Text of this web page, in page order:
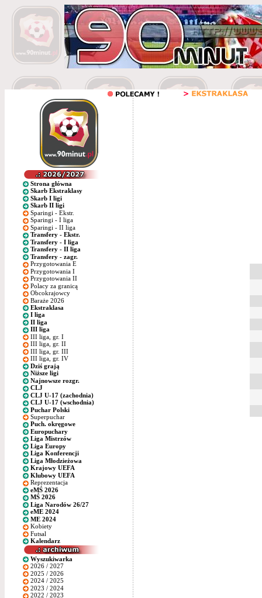
Strona główna
Skarb Ekstraklasy
Skarb I ligi
Skarb II ligi
Sparingi - Ekstr.
Sparingi - I liga
Sparingi - II liga
Transfery - Ekstr.
Transfery - I liga
Transfery - II liga
Transfery - zagr.
Przygotowania E
Przygotowania I
Przygotowania II
Polacy za granicą
Obcokrajowcy
Baraże 2026
Ekstraklasa
I liga
II liga
III liga
III liga, gr. I
III liga, gr. II
III liga, gr. III
III liga, gr. IV
Dziś grają
Niższe ligi
Najnowsze rozgr.
CLJ
CLJ U-17 (zachodnia)
CLJ U-17 (wschodnia)
Puchar Polski
Superpuchar
Puch. okręgowe
Europuchary
Liga Mistrzów
Liga Europy
Liga Konferencji
Liga Młodzieżowa
Krajowy UEFA
Klubowy UEFA
Reprezentacja
eMŚ 2026
MŚ 2026
Liga Narodów 26/27
eME 2024
ME 2024
Kobiety
Futsal
Kalendarz
Wyszukiwarka
2026 / 2027
2025 / 2026
2024 / 2025
2023 / 2024
2022 / 2023